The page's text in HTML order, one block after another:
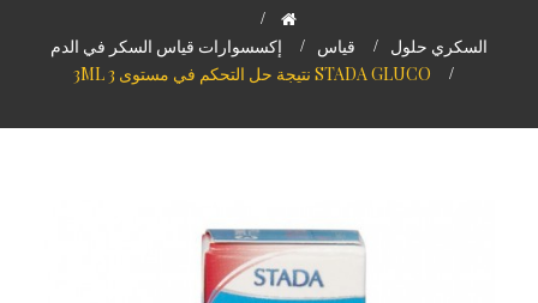
>
السكري حلول > قياس >
إكسسوارات قياس السكر في الدم
>
STADA GLUCO نتيجة حل التحكم في مستوى 3 3ML